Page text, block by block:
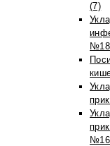
(7)